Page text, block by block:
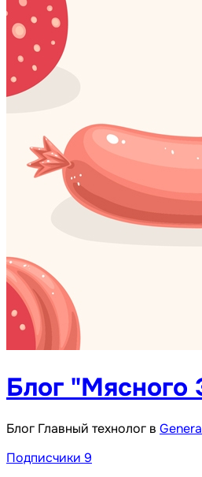
Блог "Мясного
Блог Главный технолог в
Подписчики 9